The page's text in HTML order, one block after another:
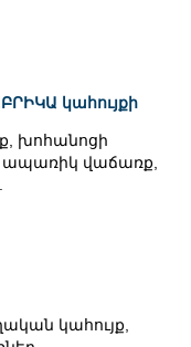
կահույքի
խոհանոցի
ապառիկ վաճառք,
կահույք,